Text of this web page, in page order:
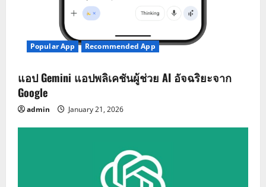
Popular App Recommended App
แอป Gemini แอปพลิเคชันผู้ช่วย AI อัจฉริยะจาก
Google
admin January 21, 2026